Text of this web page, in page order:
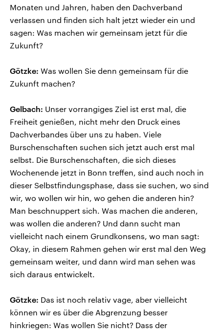
Monaten und Jahren, haben den Dachverband
verlassen und finden sich halt jetzt wieder ein und
sagen: Was machen wir gemeinsam jetzt für die
Zukunft?
Götzke: Was wollen Sie denn gemeinsam für die
Zukunft machen?
Gelbach: Unser vorrangiges Ziel ist erst mal, die
Freiheit genießen, nicht mehr den Druck eines
Dachverbandes über uns zu haben. Viele
Burschenschaften suchen sich jetzt auch erst mal
selbst. Die Burschenschaften, die sich dieses
Wochenende jetzt in Bonn treffen, sind auch noch in
dieser Selbstfindungsphase, dass sie suchen, wo sind
wir, wo wollen wir hin, wo gehen die anderen hin?
Man beschnuppert sich. Was machen die anderen,
was wollen die anderen? Und dann sucht man
vielleicht nach einem Grundkonsens, wo man sagt:
Okay, in diesem Rahmen gehen wir erst mal den Weg
gemeinsam weiter, und dann wird man sehen was
sich daraus entwickelt.
Götzke: Das ist noch relativ vage, aber vielleicht
können wir es über die Abgrenzung besser
hinkriegen: Was wollen Sie nicht? Dass der